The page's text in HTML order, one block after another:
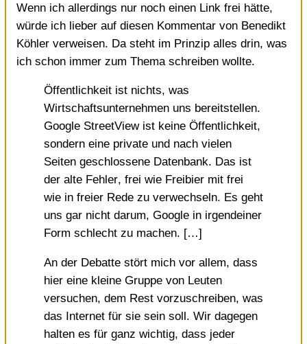
Wenn ich allerdings nur noch einen Link frei hätte,
würde ich lieber auf diesen Kommentar von Benedikt
Köhler verweisen. Da steht im Prinzip alles drin, was
ich schon immer zum Thema schreiben wollte.
Öffentlichkeit ist nichts, was
Wirtschaftsunternehmen uns bereitstellen.
Google StreetView ist keine Öffentlichkeit,
sondern eine private und nach vielen
Seiten geschlossene Datenbank. Das ist
der alte Fehler, frei wie Freibier mit frei
wie in freier Rede zu verwechseln. Es geht
uns gar nicht darum, Google in irgendeiner
Form schlecht zu machen. […]
An der Debatte stört mich vor allem, dass
hier eine kleine Gruppe von Leuten
versuchen, dem Rest vorzuschreiben, was
das Internet für sie sein soll. Wir dagegen
halten es für ganz wichtig, dass jeder